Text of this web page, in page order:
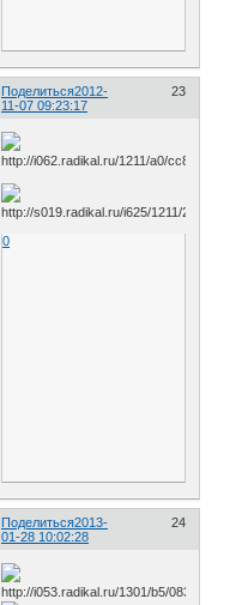
Поделиться 23
2012-
11-07 09:23:17
0
Поделиться 24
2013-
01-28 10:02:28